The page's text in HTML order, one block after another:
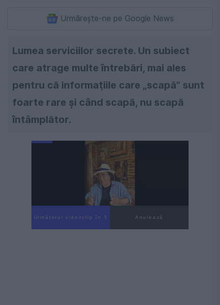
Urmărește-ne pe Google News
Lumea serviciilor secrete. Un subiect
care atrage multe întrebări, mai ales
pentru că informaţiile care „scapă” sunt
foarte rare şi când scapă, nu scapă
întâmplător.
Următorul videoclip în 4 Anulează